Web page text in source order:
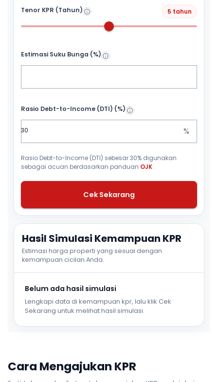
Tenor KPR (Tahun) 5 tahun
Estimasi Suku Bunga (%)
Rasio Debt-to-Income (DTI) (%)
%
Rasio Debt-to-Income (DTI) sebesar 30% digunakan
sebagai acuan berdasarkan panduan OJK .
Cek Sekarang
Hasil Simulasi Kemampuan KPR
Estimasi harga properti yang sesuai dengan
kemampuan cicilan Anda.
Belum ada hasil simulasi
Lengkapi data di kemampuan kpr, lalu klik Cek
Sekarang untuk melihat hasil simulasi.
Cara Mengajukan KPR